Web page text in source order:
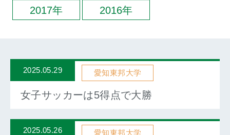
2017年 2016年
2025.05.29 愛知東邦大学
女子サッカーは5得点で大勝
2025.05.26 愛知東邦大学